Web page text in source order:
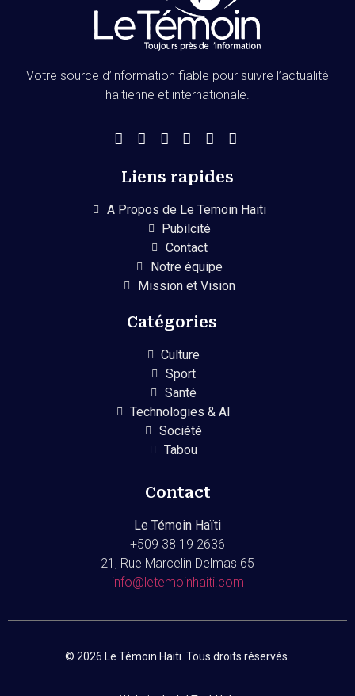
Votre source d’information fiable pour suivre l’actualité
haïtienne et internationale.
Liens rapides
A Propos de Le Temoin Haiti
Pubilcité
Contact
Notre équipe
Mission et Vision
Catégories
Culture
Sport
Santé
Technologies & AI
Société
Tabou
Contact
Le Témoin Haïti
+509 38 19 2636
21, Rue Marcelin Delmas 65
info@letemoinhaiti.com
© 2026 Le Témoin Haiti. Tous droits réservés.